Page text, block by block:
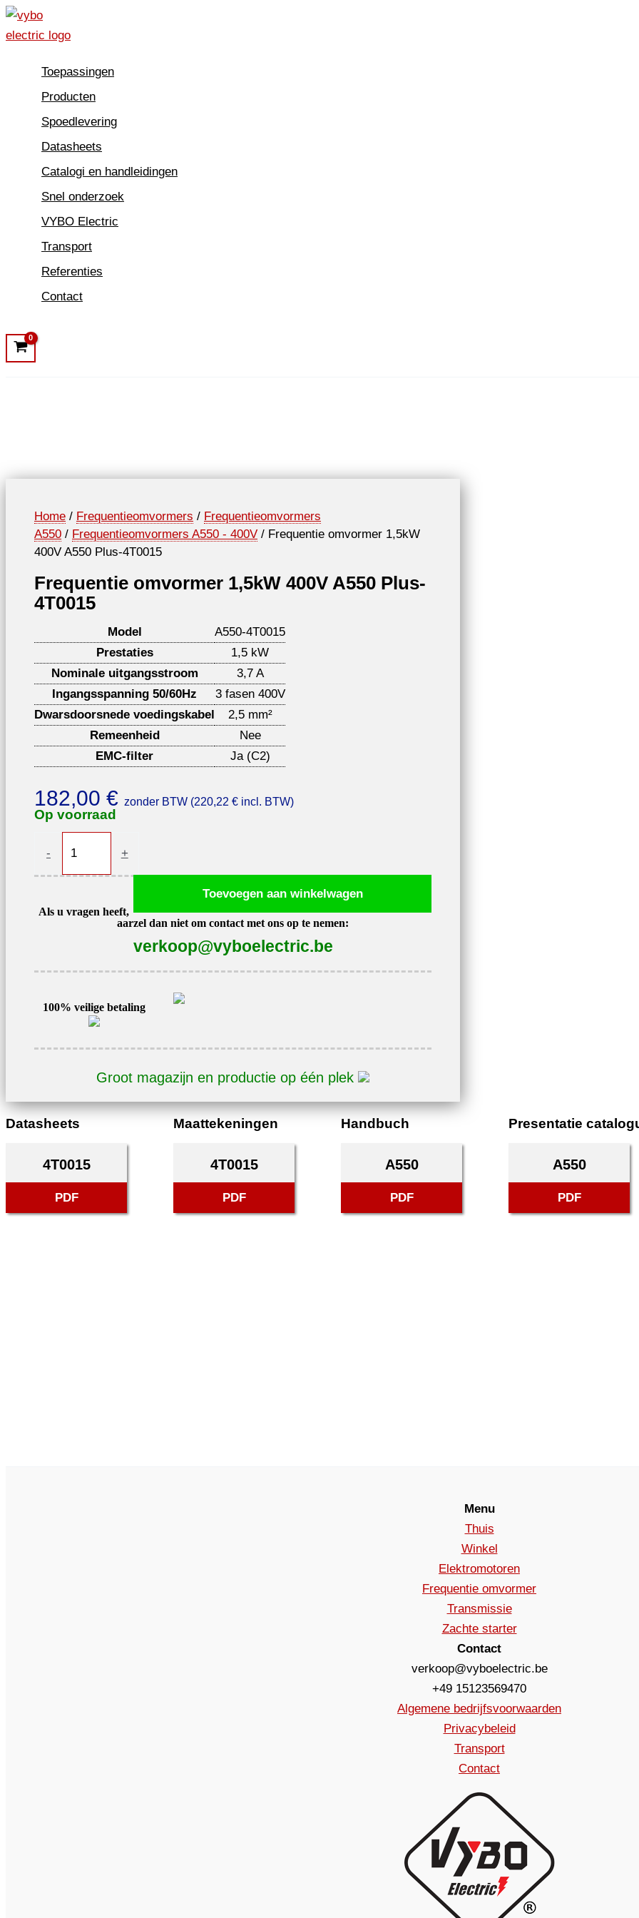
Spring
naar
Toepassingen
Producten
Spoedlevering
Datasheets
Catalogi en handleidingen
Snel onderzoek
VYBO Electric
Transport
Referenties
Contact
Home / Frequentieomvormers / Frequentieomvormers
A550 / Frequentieomvormers A550 - 400V / Frequentie omvormer 1,5kW
400V A550 Plus-4T0015
Frequentie omvormer 1,5kW 400V A550 Plus-
4T0015
Model
A550-4T0015
Prestaties
1,5 kW
Nominale uitgangsstroom
3,7 A
Ingangsspanning 50/60Hz
3 fasen 400V
Dwarsdoorsnede voedingskabel
2,5 mm²
Remeenheid
Nee
EMC-filter
Ja (C2)
182,00 € zonder BTW (220,22 € incl. BTW)
Op voorraad
-
omvormer
1,5kW
+
Toevoegen aan winkelwagen
Als u vragen heeft,
aarzel dan niet om contact met ons op te nemen:
verkoop@vyboelectric.be
100% veilige betaling
Groot magazijn en productie op één plek
Datasheets
4T0015
PDF
Maattekeningen
4T0015
PDF
Handbuch
A550
PDF
Presentatie
A550
PDF
Menu
Thuis
Winkel
Elektromotoren
Frequentie omvormer
Transmissie
Zachte starter
Contact
verkoop@vyboelectric.be
+49 15123569470
Algemene bedrijfsvoorwaarden
Privacybeleid
Transport
Contact